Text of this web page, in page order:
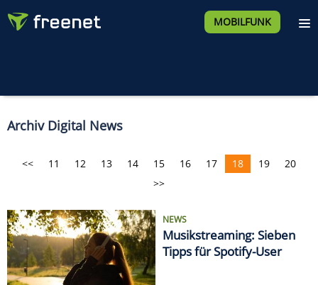
MOBILFUNK
Archiv Digital News
<< 11 12 13 14 15 16 17 18 19
20
>>
NEWS
Musikstreaming: Sieben
Tipps für Spotify-User